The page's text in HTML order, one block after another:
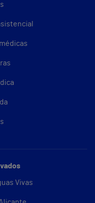
Vivas